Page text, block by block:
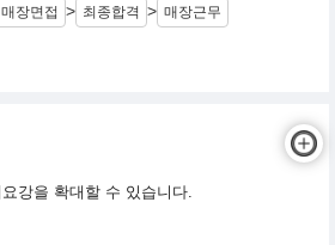
매장면접 > 최종합격 > 매장근무
강을 확대할 수 있습니다.